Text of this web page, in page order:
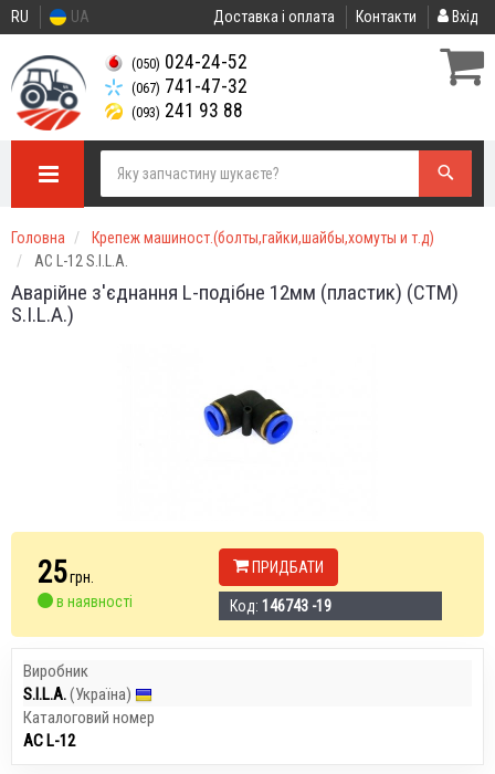
RU UA Доставка і оплата Контакти Вхід
(050) 024-24-52
(067) 741-47-32
(093) 241 93 88
Головна
Крепеж машиност.(болты,гайки,шайбы,хомуты и т.д)
АС L-12 S.I.L.A.
Аварійне з'єднання L-подібне 12мм (пластик) (СТМ)
S.I.L.A.)
25грн.
в наявності
ПРИДБАТИ
Код: 146743 -19
Виробник
S.I.L.A.(Україна)
Каталоговий номер
АС L-12